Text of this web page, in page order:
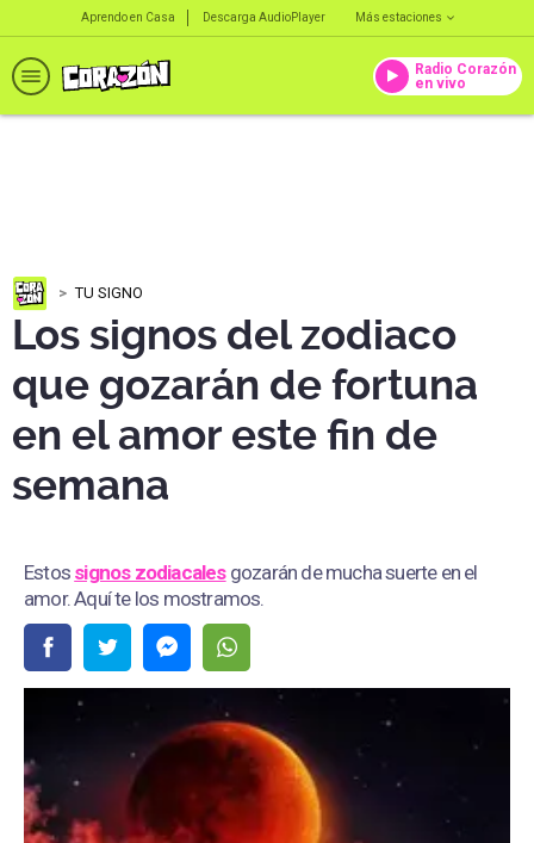
Aprendo en Casa Descarga AudioPlayer Más estaciones
Radio Corazón
en vivo
TU SIGNO
Los signos del zodiaco
que gozarán de fortuna
en el amor este fin de
semana
Estos signos zodiacalesgozarán de mucha suerte en el
amor. Aquí te los mostramos.